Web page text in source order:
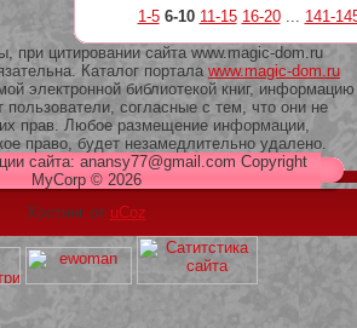
1-5 6-10 11-15 16-20 ... 141-
при цитировании сайта www.magic-dom.ru
Каталог портала www.magic-dom.ru
электронной библиотекой книг, информацию
согласные с тем, что они не
прав. Любое размещение информации,
право, будет незамедлительно удалено.
сайта: anansy77@gmail.com Copyright
MyCorp © 2026
Хостинг от uCoz